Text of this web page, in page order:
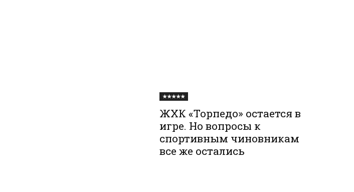
★★★★★
ЖХК «Торпедо» остается в
игре. Но вопросы к
спортивным чиновникам
все же остались